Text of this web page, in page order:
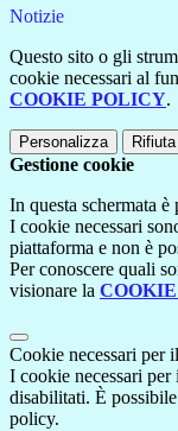
Notizie
Questo sito o gli
cookie necessari al
COOKIE POLICY.
Personalizza
Gestione cookie
In questa schermata
I cookie necessari
piattaforma e non è
Per conoscere quali
visionare la
Cookie necessari per
I cookie necessari per
disabilitati. È
policy.